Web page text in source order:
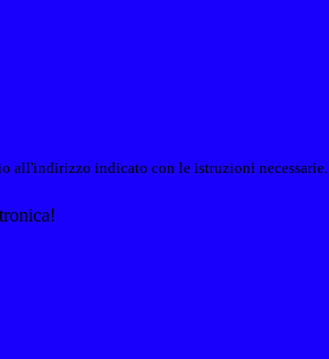
all'indirizzo indicato con le istruzioni necessarie.